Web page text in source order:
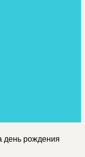
день рождения